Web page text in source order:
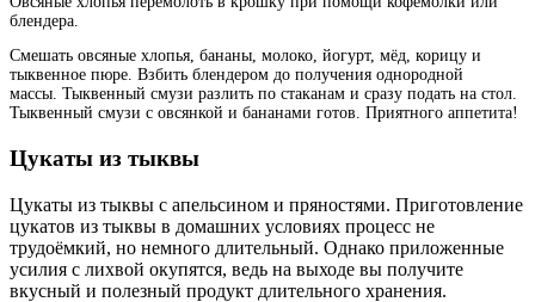
блендера.
Смешать овсяные хлопья, бананы, молоко, йогурт, мёд, корицу и
тыквенное пюре. Взбить блендером до получения однородной
массы. Тыквенный смузи разлить по стаканам и сразу подать на стол.
Тыквенный смузи с овсянкой и бананами готов. Приятного аппетита!
Цукаты из тыквы
Цукаты из тыквы с апельсином и пряностями. Приготовление
цукатов из тыквы в домашних условиях процесс не
трудоёмкий, но немного длительный. Однако приложенные
усилия с лихвой окупятся, ведь на выходе вы получите
вкусный и полезный продукт длительного хранения.